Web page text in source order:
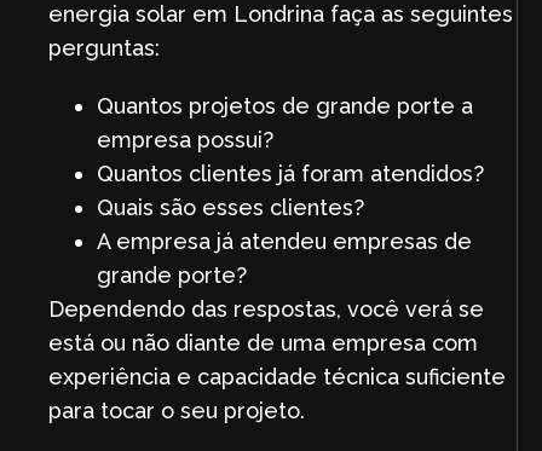
energia solar em Londrina faça as seguintes
perguntas:
Quantos projetos de grande porte a
empresa possui?
Quantos clientes já foram atendidos?
Quais são esses clientes?
A empresa já atendeu empresas de
grande porte?
Dependendo das respostas, você verá se
está ou não diante de uma empresa com
experiência e capacidade técnica suficiente
para tocar o seu projeto.